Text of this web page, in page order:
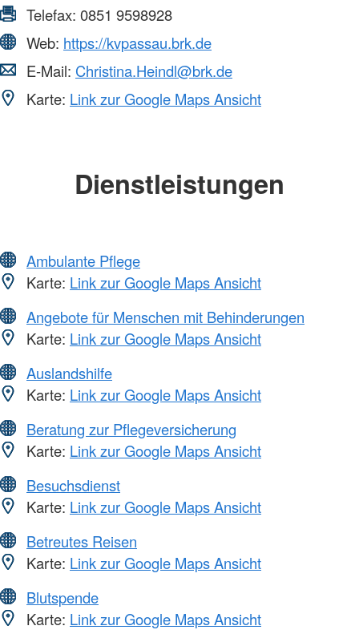
Telefax: 0851 9598928
Web: https://kvpassau.brk.de
E-Mail: Christina.Heindl@brk.de
Karte: Link zur Google Maps Ansicht
Dienstleistungen
Ambulante Pflege
Karte: Link zur Google Maps Ansicht
Angebote für Menschen mit Behinderungen
Karte: Link zur Google Maps Ansicht
Auslandshilfe
Karte: Link zur Google Maps Ansicht
Beratung zur Pflegeversicherung
Karte: Link zur Google Maps Ansicht
Besuchsdienst
Karte: Link zur Google Maps Ansicht
Betreutes Reisen
Karte: Link zur Google Maps Ansicht
Blutspende
Karte: Link zur Google Maps Ansicht